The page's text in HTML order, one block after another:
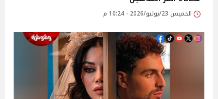
الخميس 23/يوليو/2026 - 10:24 م